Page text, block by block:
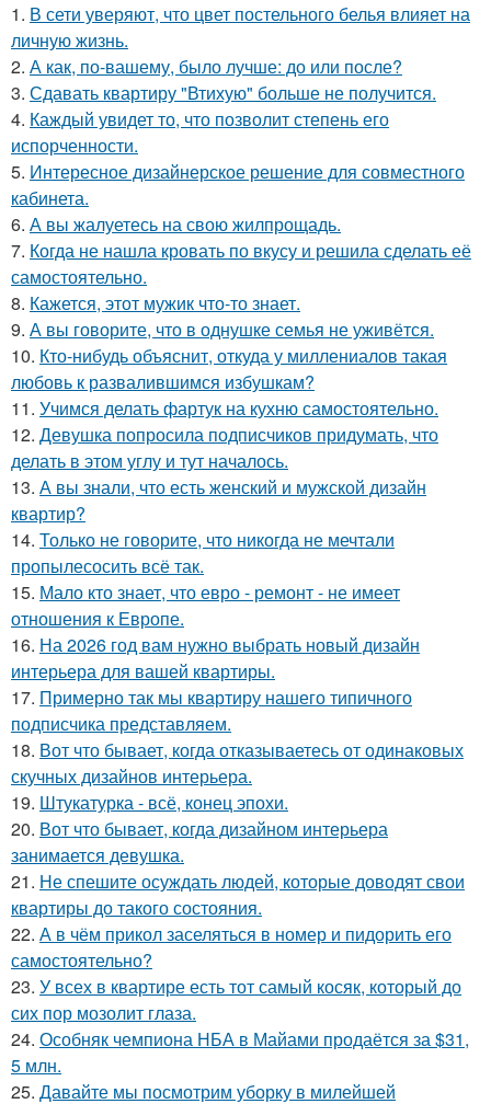
1. В сети уверяют, что цвет постельного белья влияет на
личную жизнь.
2. А как, по-вашему, было лучше: до или после?
3. Сдавать квартиру "Втихую" больше не получится.
4. Каждый увидет то, что позволит степень его
испорченности.
5. Интересное дизайнерское решение для совместного
кабинета.
6. А вы жалуетесь на свою жилпрощадь.
7. Когда не нашла кровать по вкусу и решила сделать её
самостоятельно.
8. Кажется, этот мужик что-то знает.
9. А вы говорите, что в однушке семья не уживётся.
10. Кто-нибудь объяснит, откуда у миллениалов такая
любовь к развалившимся избушкам?
11. Учимся делать фартук на кухню самостоятельно.
12. Девушка попросила подписчиков придумать, что
делать в этом углу и тут началось.
13. А вы знали, что есть женский и мужской дизайн
квартир?
14. Только не говорите, что никогда не мечтали
пропылесосить всё так.
15. Мало кто знает, что евро - ремонт - не имеет
отношения к Европе.
16. На 2026 год вам нужно выбрать новый дизайн
интерьера для вашей квартиры.
17. Примерно так мы квартиру нашего типичного
подписчика представляем.
18. Вот что бывает, когда отказываетесь от одинаковых
скучных дизайнов интерьера.
19. Штукатурка - всё, конец эпохи.
20. Вот что бывает, когда дизайном интерьера
занимается девушка.
21. Не спешите осуждать людей, которые доводят свои
квартиры до такого состояния.
22. А в чём прикол заселяться в номер и пидорить его
самостоятельно?
23. У всех в квартире есть тот самый косяк, который до
сих пор мозолит глаза.
24. Особняк чемпиона НБА в Майами продаётся за $31,
5 млн.
25. Давайте мы посмотрим уборку в милейшей